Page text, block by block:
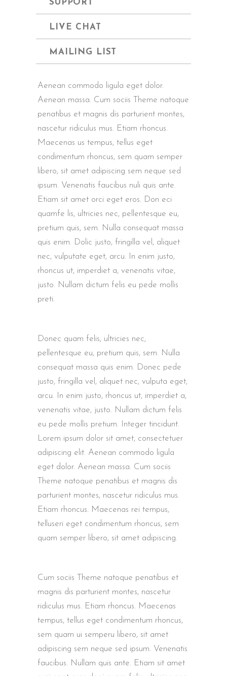
SUPPORT
LIVE CHAT
MAILING LIST
Aenean commodo ligula eget dolor.
Aenean massa. Cum sociis Theme natoque
penatibus et magnis dis parturient montes,
nascetur ridiculus mus. Etiam rhoncus.
Maecenas us tempus, tellus eget
condimentum rhoncus, sem quam semper
libero, sit amet adipiscing sem neque sed
ipsum. Venenatis faucibus nuli quis ante.
Etiam sit amet orci eget eros. Don eci
quamfe lis, ultricies nec, pellentesque eu,
pretium quis, sem. Nulla consequat massa
quis enim. Dolic justo, fringilla vel, aliquet
nec, vulputate eget, arcu. In enim justo,
rhoncus ut, imperdiet a, venenatis vitae,
justo. Nullam dictum felis eu pede mollis
preti.
Donec quam felis, ultricies nec,
pellentesque eu, pretium quis, sem. Nulla
consequat massa quis enim. Donec pede
justo, fringilla vel, aliquet nec, vulputa eget,
arcu. In enim justo, rhoncus ut, imperdiet a,
venenatis vitae, justo. Nullam dictum felis
eu pede mollis pretium. Integer tincidunt.
Lorem ipsum dolor sit amet, consectetuer
adipiscing elit. Aenean commodo ligula
eget dolor. Aenean massa. Cum sociis
Theme natoque penatibus et magnis dis
parturient montes, nascetur ridiculus mus.
Etiam rhoncus. Maecenas rei tempus,
telluseri eget condimentum rhoncus, sem
quam semper libero, sit amet adipiscing.
Cum sociis Theme natoque penatibus et
magnis dis parturient montes, nascetur
ridiculus mus. Etiam rhoncus. Maecenas
tempus, tellus eget condimentum rhoncus,
sem quam ui semperu libero, sit amet
adipiscing sem neque sed ipsum. Venenatis
faucibus. Nullam quis ante. Etiam sit amet